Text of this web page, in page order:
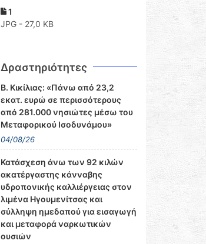
1
JPG - 27,0 KB
Δραστηριότητες
Β. Κικίλιας: «Πάνω από 23,2
εκατ. ευρώ σε περισσότερους
από 281.000 νησιώτες μέσω του
Μεταφορικού Ισοδυνάμου»
04/08/26
Κατάσχεση άνω των 92 κιλών
ακατέργαστης κάνναβης
υδροπονικής καλλιέργειας στον
λιμένα Ηγουμενίτσας και
σύλληψη ημεδαπού για εισαγωγή
και μεταφορά ναρκωτικών
ουσιών